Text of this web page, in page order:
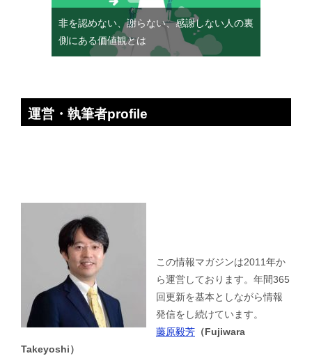
非を認めない、謝らない、感謝しない人の裏
側にある価値観とは
運営・執筆者profile
この情報マガジンは2011年か
ら運営しております。年間365
回更新を基本としながら情報
発信をし続けています。
藤原毅芳 （Fujiwara
Takeyoshi）